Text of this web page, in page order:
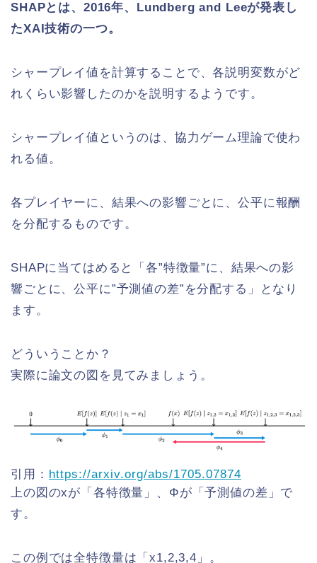
SHAPとは、2016年、Lundberg and Leeが発表し
たXAI技術の一つ。
シャープレイ値を計算することで、各説明変数がど
れくらい影響したのかを説明するようです。
シャープレイ値というのは、協力ゲーム理論で使わ
れる値。
各プレイヤーに、結果への影響ごとに、公平に報酬
を分配するものです。
SHAPに当てはめると「各”特徴量”に、結果への影
響ごとに、公平に”予測値の差”を分配する」となり
ます。
どういうことか？
実際に論文の図を見てみましょう。
引用： https://arxiv.org/abs/1705.07874
上の図のxが「各特徴量」、Φが「予測値の差」で
す。
この例では全特徴量は「x1,2,3,4」。